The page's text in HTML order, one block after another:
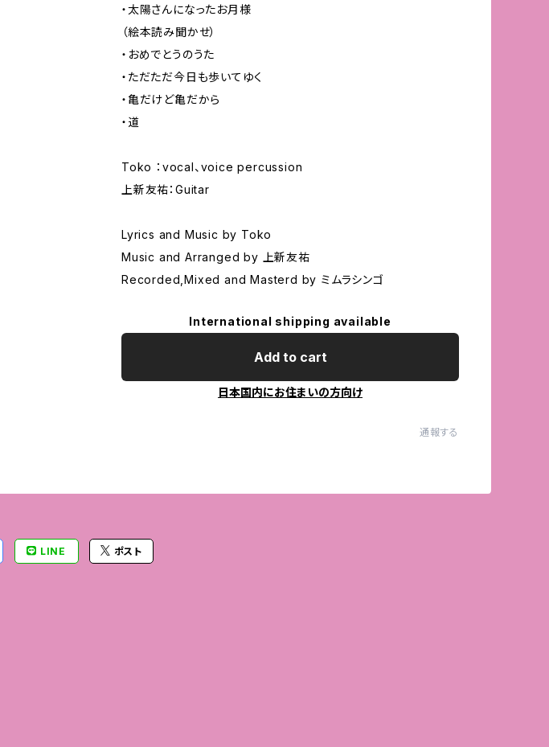
・太陽さんになったお月様
（絵本読み聞かせ）
・おめでとうのうた
・ただただ今日も歩いてゆく
・亀だけど亀だから
・道
Toko ：vocal、voice percussion
上新友祐：Guitar
Lyrics and Music by Toko
Music and Arranged by 上新友祐
Recorded,Mixed and Masterd by ミムラシンゴ
International shipping available
Add to cart
日本国内にお住まいの方向け
通報する
LINE ポスト